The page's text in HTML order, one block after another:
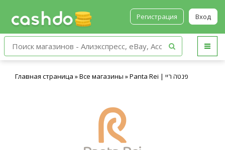
Регистрация Вход
Главная страница »Все магазины » Panta Rei | פנטה ריי